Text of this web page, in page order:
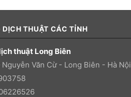
DỊCH THUẬT CÁC TỈNH
thuật Long Biên
Văn Cừ - Long Biên - Hà Nội